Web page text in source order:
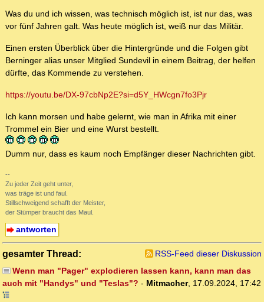
Was du und ich wissen, was technisch möglich ist, ist nur das, was
vor fünf Jahren galt. Was heute möglich ist, weiß nur das Militär.
Einen ersten Überblick über die Hintergründe und die Folgen gibt
Berninger alias unser Mitglied Sundevil in einem Beitrag, der helfen
dürfte, das Kommende zu verstehen.
https://youtu.be/DX-97cbNp2E?si=d5Y_HWcgn7fo3Pjr
Ich kann morsen und habe gelernt, wie man in Afrika mit einer
Trommel ein Bier und eine Wurst bestellt.
Dumm nur, dass es kaum noch Empfänger dieser Nachrichten gibt.
--
Zu jeder Zeit geht unter,
was träge ist und faul.
Stillschweigend schafft der Meister,
der Stümper braucht das Maul.
antworten
gesamter Thread:
RSS-Feed dieser Diskussion
Wenn man "Pager" explodieren lassen kann, kann man das
auch mit "Handys" und "Teslas"? - Mitmacher, 17.09.2024, 17:42